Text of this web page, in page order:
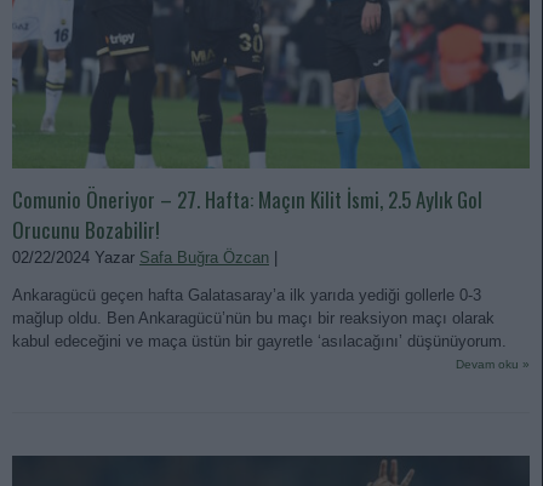
Comunio Öneriyor – 27. Hafta: Maçın Kilit İsmi, 2.5 Aylık Gol
Orucunu Bozabilir!
02/22/2024 Yazar Safa Buğra Özcan |
Ankaragücü geçen hafta Galatasaray’a ilk yarıda yediği gollerle 0-3
mağlup oldu. Ben Ankaragücü’nün bu maçı bir reaksiyon maçı olarak
kabul edeceğini ve maça üstün bir gayretle ‘asılacağını’ düşünüyorum.
Devam oku »